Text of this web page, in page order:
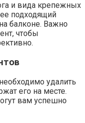
и вида крепежных
подходящий
балконе.​ Важно
чтобы
удалить
его на месте.
вам успешно